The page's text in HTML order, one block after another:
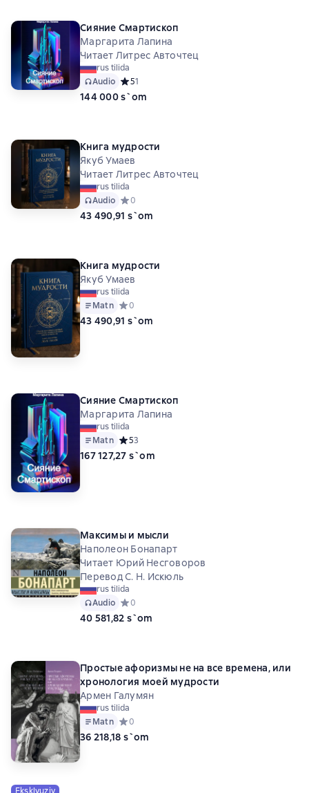
Сияние Смартископ
Маргарита Лапина
Читает Литрес Авточтец
rus tilida
Audio Средний рейтинг 5 на основе 1 оценок
51
144 000 s`om
Книга мудрости
Якуб Умаев
Читает Литрес Авточтец
rus tilida
Audio Средний рейтинг 0 на основе 0 оценок
0
43 490,91 s`om
Книга мудрости
Якуб Умаев
rus tilida
Matn Средний рейтинг 0 на основе 0 оценок
0
43 490,91 s`om
Сияние Смартископ
Маргарита Лапина
rus tilida
Matn Средний рейтинг 5 на основе 3 оценок
53
167 127,27 s`om
Максимы и мысли
Наполеон Бонапарт
Читает Юрий Несговоров
Перевод С. Н. Искюль
rus tilida
Audio Средний рейтинг 0 на основе 0 оценок
0
40 581,82 s`om
Простые афоризмы не на все времена, или
хронология моей мудрости
Армен Галумян
rus tilida
Matn Средний рейтинг 0 на основе 0 оценок
0
36 218,18 s`om